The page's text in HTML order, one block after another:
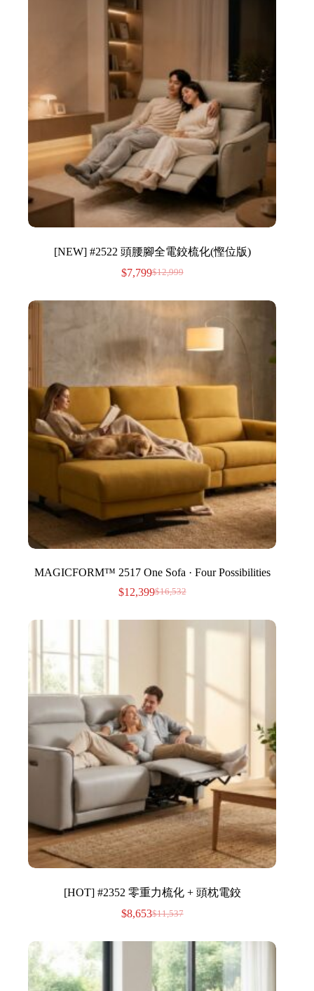
[NEW] #2522 頭腰腳全電鉸梳化(慳位版)
$12,999
$7,799
MAGICFORM™ 2517 One Sofa · Four Possibilities
$16,532
$12,399
[HOT] #2352 零重力梳化 + 頭枕電鉸
$11,537
$8,653